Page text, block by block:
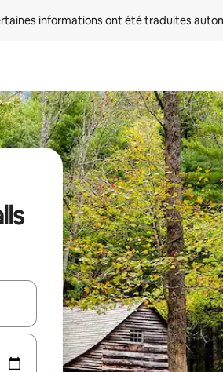
informations ont été traduites
vers le haut et vers le bas pour les